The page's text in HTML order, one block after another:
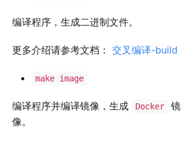
编译程序，生成二进制文件。
更多介绍请参考文档： 交叉编译-build
make image
编译程序并编译镜像，生成 Docker
镜
像。